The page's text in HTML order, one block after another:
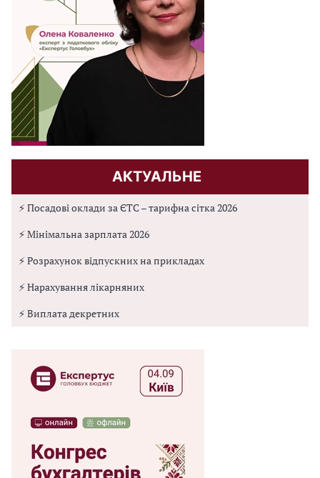
АКТУАЛЬНЕ
⚡ Посадові оклади за ЄТС – тарифна сітка 2026
⚡ Мінімальна зарплата 2026
⚡ Розрахунок відпускних на прикладах
⚡ Нарахування лікарняних
⚡ Виплата декретних